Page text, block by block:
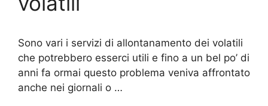
Sono vari i servizi di allontanamento dei volatili
che potrebbero esserci utili e fino a un bel po’ di
anni fa ormai questo problema veniva affrontato
anche nei giornali o …